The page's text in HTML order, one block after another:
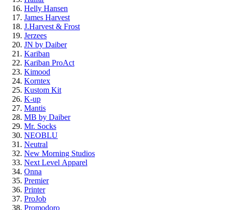
Helly Hansen
James Harvest
J.Harvest & Frost
Jerzees
JN by Daiber
Kariban
Kariban ProAct
Kimood
Korntex
Kustom Kit
K-up
Mantis
MB by Daiber
Mr. Socks
NEOBLU
Neutral
New Morning Studios
Next Level Apparel
Onna
Premier
Printer
ProJob
Promodoro